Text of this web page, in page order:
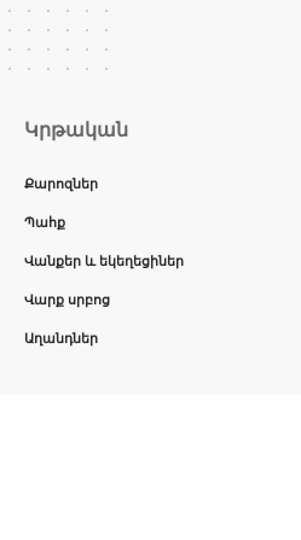
Կրթական
Քարոզներ
Պահք
Վանքեր և եկեղեցիներ
Վարք սրբոց
Աղանդներ